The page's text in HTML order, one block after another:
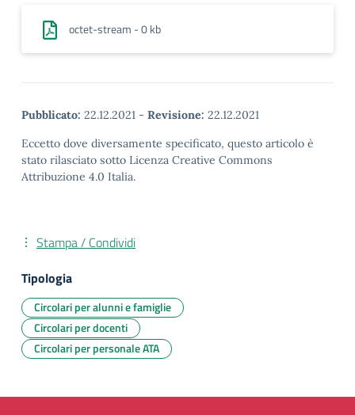
octet-stream - 0 kb
Pubblicato: 22.12.2021 - Revisione: 22.12.2021
Eccetto dove diversamente specificato, questo articolo è
stato rilasciato sotto Licenza Creative Commons
Attribuzione 4.0 Italia.
Stampa / Condividi
Tipologia
Circolari per alunni e famiglie
Circolari per docenti
Circolari per personale ATA